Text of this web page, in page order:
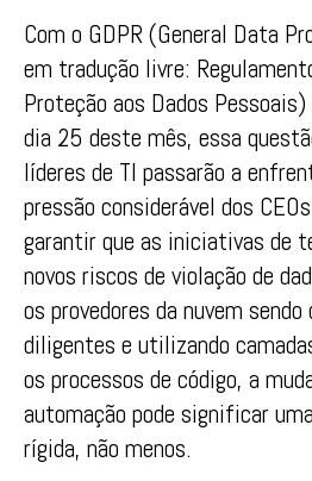
Com o GDPR (General Data
em tradução livre:
Proteção aos Dados
dia 25 deste mês, essa
líderes de TI passarão a
pressão considerável dos
garantir que as iniciativas de
novos riscos de violação de
os provedores da nuvem
diligentes e utilizando
os processos de código, a
automação pode significar
rígida, não menos.